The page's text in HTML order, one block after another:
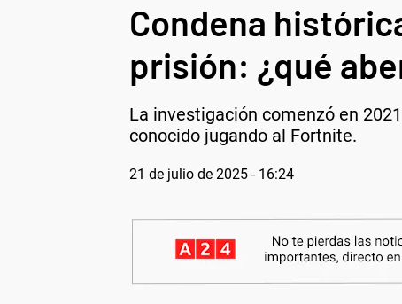
Condena
prisión: ¿qué
La investigación comenzó en
conocido jugando al Fortnite.
21 de julio de 2025 - 16:24